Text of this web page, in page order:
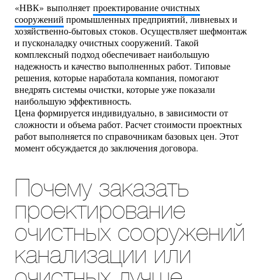
«НВК» выполняет проектирование очистных
сооружений промышленных предприятий, ливневых и
хозяйственно-бытовых стоков. Осуществляет шефмонтаж
и пусконаладку очистных сооружений. Такой
комплексный подход обеспечивает наибольшую
надежность и качество выполненных работ. Типовые
решения, которые наработала компания, помогают
внедрять системы очистки, которые уже показали
наибольшую эффективность.
Цена формируется индивидуально, в зависимости от
сложности и объема работ. Расчет стоимости проектных
работ выполняется по справочникам базовых цен. Этот
момент обсуждается до заключения договора.
Почему заказать
проектирование
очистных сооружений
канализации или